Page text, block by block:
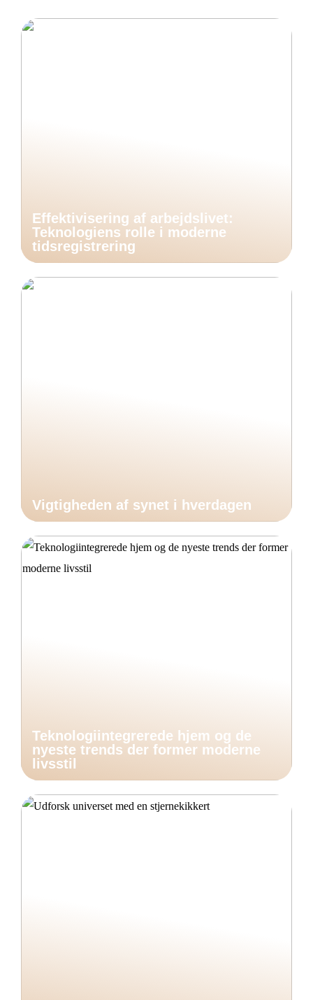
Effektivisering af arbejdslivet:
Teknologiens rolle i moderne
tidsregistrering
Vigtigheden af synet i hverdagen
Teknologiintegrerede hjem og de
nyeste trends der former moderne
livsstil